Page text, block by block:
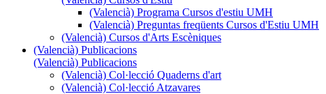
(Valencià) Programa Cursos d'estiu UMH
(Valencià) Preguntas freqüents Cursos d'Estiu UMH
(Valencià) Cursos d'Arts Escèniques
(Valencià) Publicacions
(Valencià) Publicacions
(Valencià) Col·lecció Quaderns d'art
(Valencià) Col·lecció Atzavares